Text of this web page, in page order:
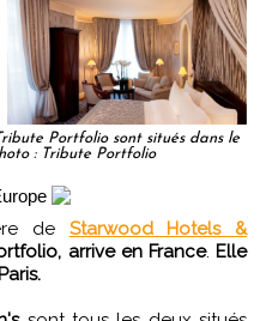
Portfolio sont situés dans le
: Tribute Portfolio
de Starwood Hotels &
arrive en France. Elle